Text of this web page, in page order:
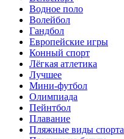
Водное поло
Волейбол
Гандбол
Европейские игры
Конный спорт
Лёгкая атлетика
Лучшее
Мини-футбол
Олимпиада
Пейнтбол
Плавание
Пляжные виды спорта